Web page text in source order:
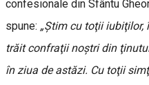
confesionale din Sfântu
spune: „Ştim cu toţii iubiţilor,
trăit confraţii noştri din
în ziua de astăzi. Cu toţii